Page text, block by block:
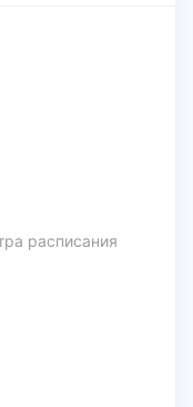
расписания